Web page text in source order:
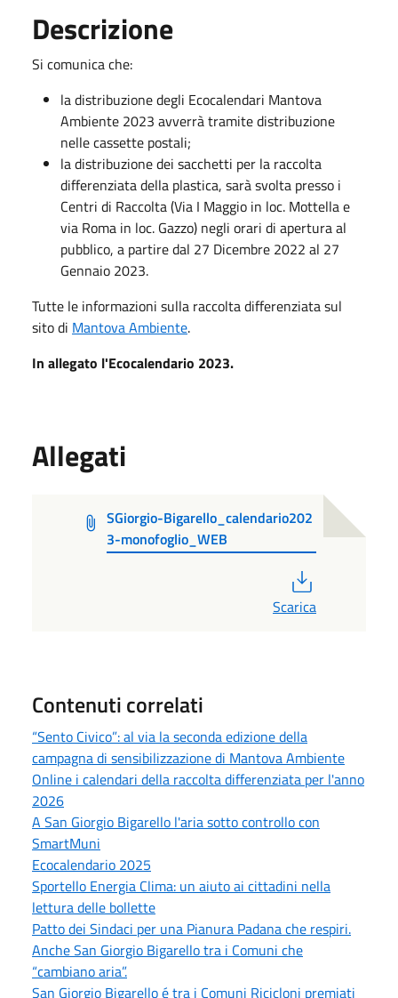
Descrizione
Si comunica che:
la distribuzione degli Ecocalendari Mantova
Ambiente 2023 avverrà tramite distribuzione
nelle cassette postali;
la distribuzione dei sacchetti per la raccolta
differenziata della plastica, sarà svolta presso i
Centri di Raccolta (Via I Maggio in loc. Mottella e
via Roma in loc. Gazzo) negli orari di apertura al
pubblico, a partire dal 27 Dicembre 2022 al 27
Gennaio 2023.
Tutte le informazioni sulla raccolta differenziata sul
sito di Mantova Ambiente.
In allegato l'Ecocalendario 2023.
Allegati
SGiorgio-Bigarello_calendario202
3-monofoglio_WEB
Scarica
Contenuti correlati
“Sento Civico”: al via la seconda edizione della
campagna di sensibilizzazione di Mantova Ambiente
Online i calendari della raccolta differenziata per l'anno
2026
A San Giorgio Bigarello l'aria sotto controllo con
SmartMuni
Ecocalendario 2025
Sportello Energia Clima: un aiuto ai cittadini nella
lettura delle bollette
Patto dei Sindaci per una Pianura Padana che respiri.
Anche San Giorgio Bigarello tra i Comuni che
“cambiano aria”.
San Giorgio Bigarello é tra i Comuni Ricicloni premiati